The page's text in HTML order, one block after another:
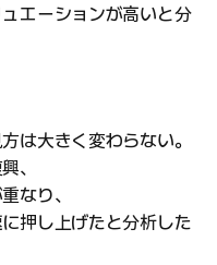
エーションが高いと分
は大きく変わらない。
、
なり、
押し上げたと分析した